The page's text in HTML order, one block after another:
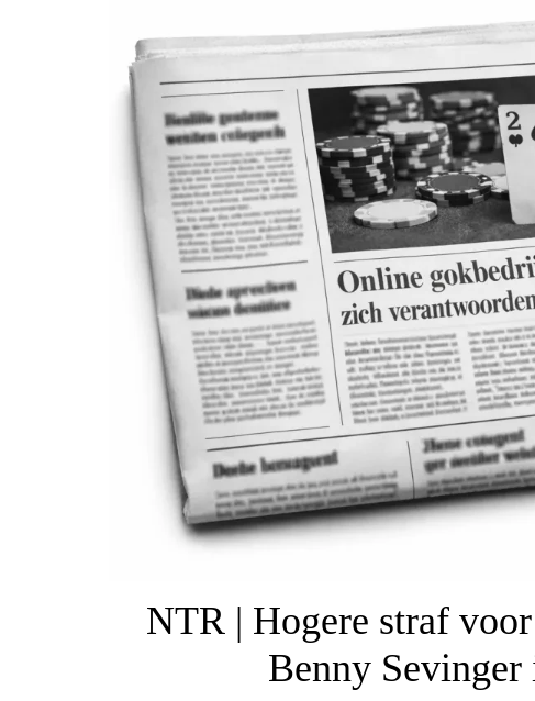
NTR | Hogere straf
Benny Sevinger